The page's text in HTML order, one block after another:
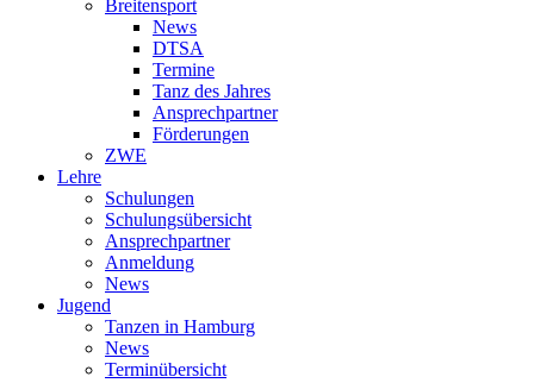
Breitensport
News
DTSA
Termine
Tanz des Jahres
Ansprechpartner
Förderungen
ZWE
Lehre
Schulungen
Schulungsübersicht
Ansprechpartner
Anmeldung
News
Jugend
Tanzen in Hamburg
News
Terminübersicht